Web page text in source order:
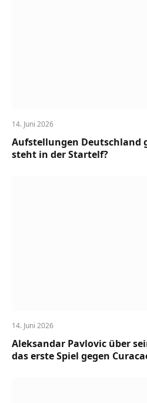
14. Juni 2026
Aufstellungen Deutschland
steht in der Startelf?
14. Juni 2026
Aleksandar Pavlovic über
das erste Spiel gegen